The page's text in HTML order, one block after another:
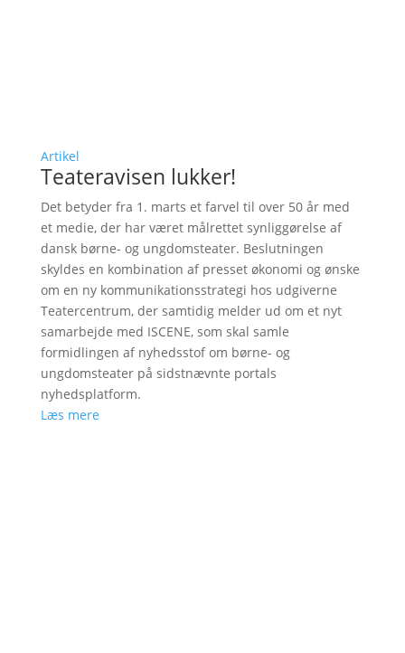
Artikel
Teateravisen lukker!
Det betyder fra 1. marts et farvel til over 50 år med
et medie, der har været målrettet synliggørelse af
dansk børne- og ungdomsteater. Beslutningen
skyldes en kombination af presset økonomi og ønske
om en ny kommunikationsstrategi hos udgiverne
Teatercentrum, der samtidig melder ud om et nyt
samarbejde med ISCENE, som skal samle
formidlingen af nyhedsstof om børne- og
ungdomsteater på sidstnævnte portals
nyhedsplatform.
Læs mere